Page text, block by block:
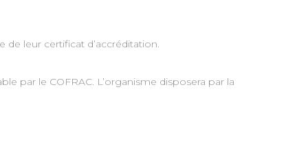
de leur certificat d’accréditation.
par le COFRAC. L’organisme disposera par la